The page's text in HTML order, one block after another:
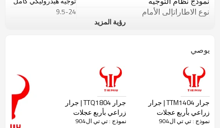
نوع الاطاراتإلى الأمام 9.5-24
سرعة نقل الطاقة ص / في
شكل نظام التعليق الهيدروليكي
شكل جهاز التعليق نظام تعليق خلفي
ثلاثي النقاط
مكافحة دوران/بيت العجلة مكافحة دوران
أقصىثقل الموازنة (للأمام/للخلف) 144/60
رؤية المزيد
يوصي
جرار TTM1404 | جرار
زراعي بأربع عجلات
نموذج : تي تي ال904
جرار TTQ1804 | جرار
زراعي بأربع عجلات
نموذج : تي تي ال904